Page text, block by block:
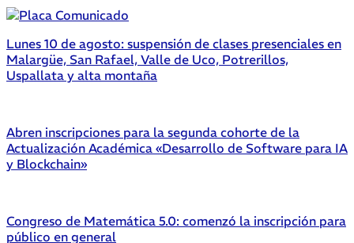
Lunes 10 de agosto: suspensión de clases presenciales en
Malargüe, San Rafael, Valle de Uco, Potrerillos,
Uspallata y alta montaña
Abren inscripciones para la segunda cohorte de la
Actualización Académica «Desarrollo de Software para IA
y Blockchain»
Congreso de Matemática 5.0: comenzó la inscripción para
público en general